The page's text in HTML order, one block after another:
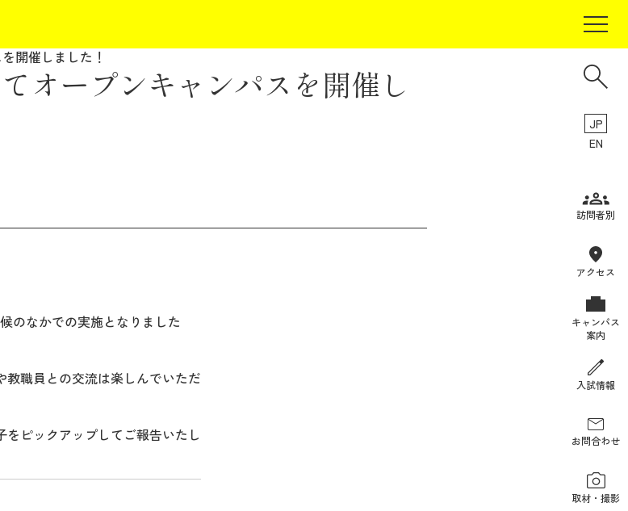
JP
EN
訪問者別
アクセス
キャンパス
案内
入試情報
お問合わせ
取材・撮影
開催しました！
オープンキャンパスを開催し
のなかでの実施となりました
教職員との交流は楽しんでいただ
ピックアップしてご報告いたし